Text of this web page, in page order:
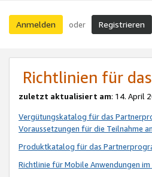
Anmelden oder Registrieren
Richtlinien für
zuletzt aktualisiert am: 14. April
Vergütungskatalog für das
Voraussetzungen für die Teilnahme
Produktkatalog für das
Richtlinie für Mobile Anwendungen